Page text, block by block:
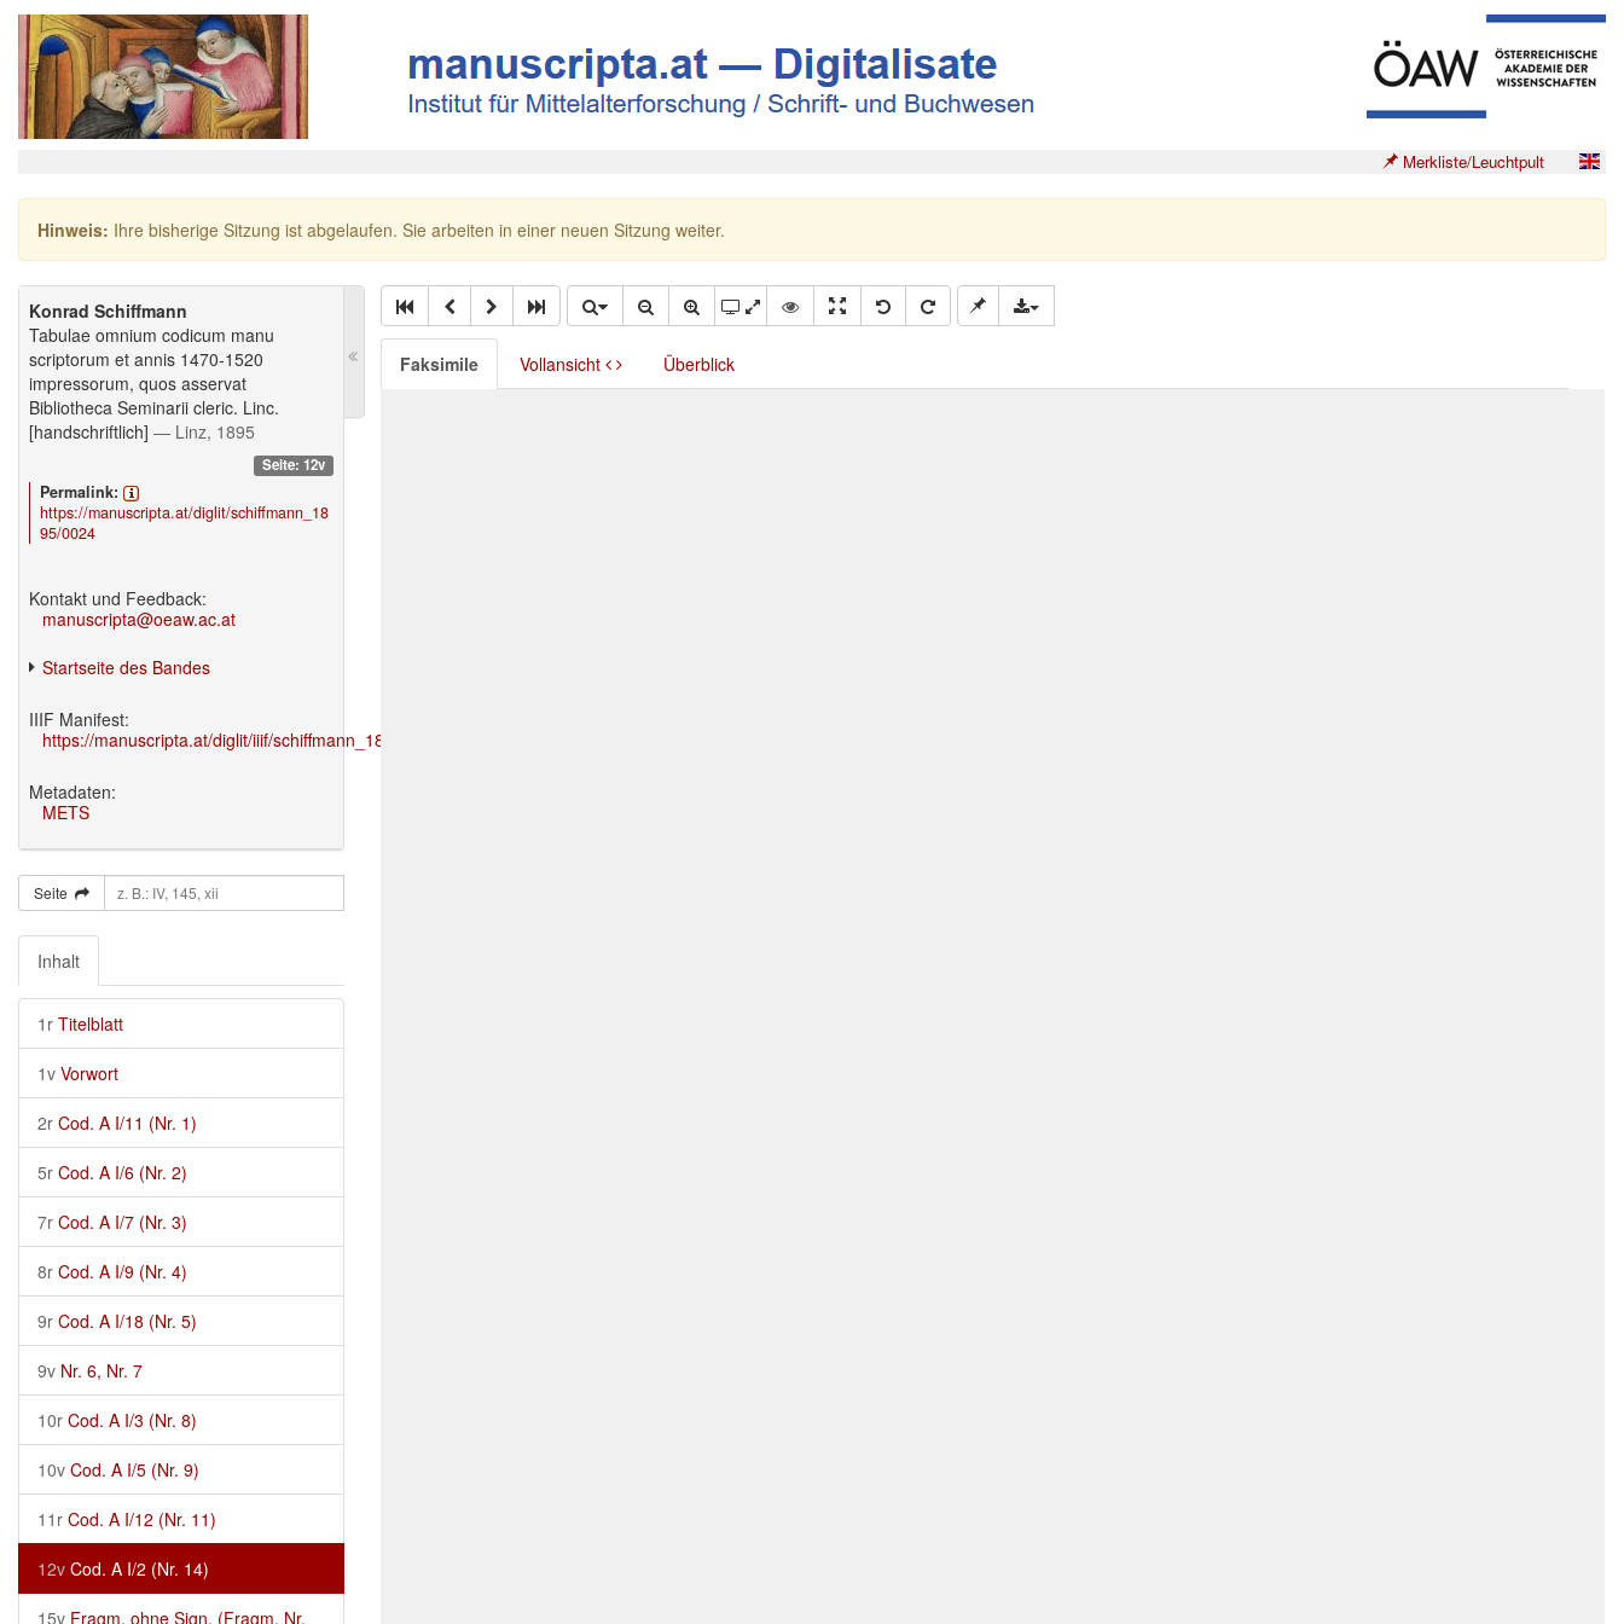
Merkliste/Leuchtpult
Hinweis: Ihre bisherige Sitzung ist abgelaufen. Sie arbeiten in einer neuen Sitzung weiter.
Konrad Schiffmann
Tabulae omnium codicum manu
scriptorum et annis 1470-1520
impressorum, quos asservat
Bibliotheca Seminarii cleric. Linc.
[handschriftlich] — Linz, 1895
Seite: 12v
Permalink:
https://manuscripta.at/diglit/schiffmann_18
95/0024
Kontakt und Feedback:
manuscripta@oeaw.ac.at
Startseite des Bandes
IIIF Manifest:
https://manuscripta.at/diglit/iiif/schiffmann_1895/manifest.json
Metadaten:
METS
Seite
Inhalt
1r Titelblatt
1v Vorwort
2r Cod. A I/11 (Nr. 1)
5r Cod. A I/6 (Nr. 2)
7r Cod. A I/7 (Nr. 3)
8r Cod. A I/9 (Nr. 4)
9r Cod. A I/18 (Nr. 5)
9v Nr. 6, Nr. 7
10r Cod. A I/3 (Nr. 8)
10v Cod. A I/5 (Nr. 9)
11r Cod. A I/12 (Nr. 11)
12v Cod. A I/2 (Nr. 14)
15v Fragm. ohne Sign. (Fragm. Nr.
Faksimile Vollansicht Überblick